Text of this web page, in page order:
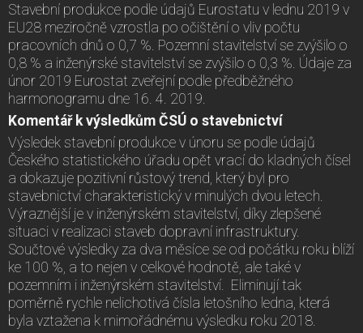
Stavební produkce podle údajů Eurostatu v lednu 2019 v
EU28 meziročně vzrostla po očištění o vliv počtu
pracovních dnů o 0,7 %. Pozemní stavitelství se zvýšilo o
0,8 % a inženýrské stavitelství se zvýšilo o 0,3 %. Údaje za
únor 2019 Eurostat zveřejní podle předběžného
harmonogramu dne 16. 4. 2019.
Komentář k výsledkům ČSÚ o stavebnictví
Výsledek stavební produkce v únoru se podle údajů
Českého statistického úřadu opět vrací do kladných čísel
a dokazuje pozitivní růstový trend, který byl pro
stavebnictví charakteristický v minulých dvou letech.
Výraznější je v inženýrském stavitelství, díky zlepšené
situaci v realizaci staveb dopravní infrastruktury.
Součtové výsledky za dva měsíce se od počátku roku blíží
ke 100 %, a to nejen v celkové hodnotě, ale také v
pozemním i inženýrském stavitelství. Eliminují tak
poměrně rychle nelichotivá čísla letošního ledna, která
byla vztažena k mimořádnému výsledku roku 2018.